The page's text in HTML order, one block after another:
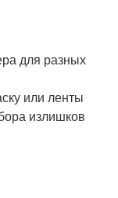
для разных
или ленты
излишков